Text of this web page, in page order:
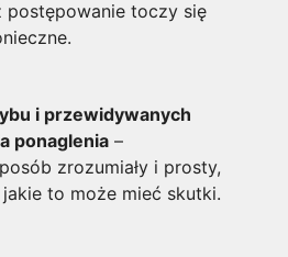
postępowanie toczy się
i przewidywanych
ponaglenia –
zrozumiały i prosty,
to może mieć skutki.